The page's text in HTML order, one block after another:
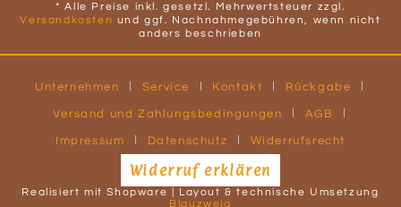
* Alle Preise inkl. gesetzl. Mehrwertsteuer zzgl.
Versandkosten und ggf. Nachnahmegebühren, wenn nicht
anders beschrieben
Unternehmen Service Kontakt Rückgabe
Versand und Zahlungsbedingungen AGB
Impressum Datenschutz Widerrufsrecht
Widerruf erklären
Realisiert mit Shopware | Layout & technische Umsetzung
Blauzweig